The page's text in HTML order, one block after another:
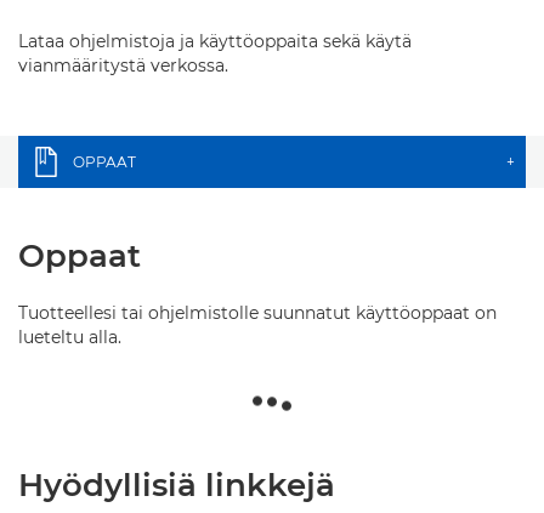
Lataa ohjelmistoja ja käyttöoppaita sekä käytä
vianmääritystä verkossa.
OPPAAT +
Oppaat
Tuotteellesi tai ohjelmistolle suunnatut käyttöoppaat on
lueteltu alla.
Hyödyllisiä linkkejä